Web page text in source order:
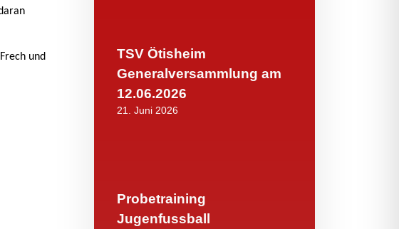
und
TSV Ötisheim
Generalversammlung am
12.06.2026
21. Juni 2026
Probetraining
Jugenfussball